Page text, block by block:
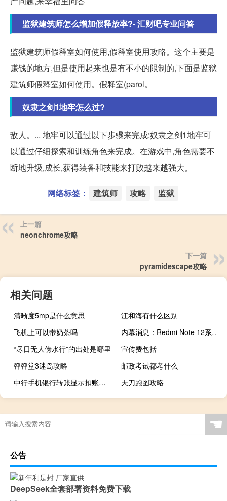
监狱建筑师怎么增加假释放率?- 汇财吧专业问答
监狱建筑师假释室如何使用,假释室使用攻略。这个主要是
赚钱的地方,但是使用起来也是有不小的限制的,下面是监狱
建筑师假释室如何使用。假释室(parol。
奴隶之剑1地牢怎么过?
敌人。... 地牢可以通过以下步骤来完成:奴隶之剑1地牢可
以通过仔细探索和训练角色来完成。在游戏中,角色需要不
断地升级,成长,获得装备和技能来打败越来越强大。
网络标签： 建筑师 攻略 监狱
上一篇
neonchrome攻略
下一篇
pyramidescape攻略
相关问题
清晰度5mp是什么意思
江和海有什么区别
飞机上可以带奶茶吗
内幕消息：Redmi Note 12系列智能手机将配备50MP广角摄像头
“尽日无人傍水行”的出处是哪里
宣传费包括
弹弹堂3迷岛攻略
邮政考试都考什么
中行手机银行转账显示扣账失败怎么操作（中行手机银行）
天刀跑图攻略
☚
公告
DeepSeek全套部署资料免费下载